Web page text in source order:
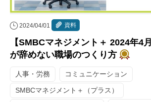
2024/04/01 資料
【SMBCマネジメント＋ 2024年4
が辞めない職場のつくり方
人事・労務 コミュニケーション
SMBCマネジメント＋（プラス）